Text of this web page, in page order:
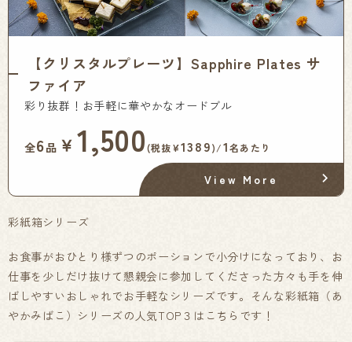
【クリスタルプレーツ】Sapphire Plates サ
ファイア
彩り抜群！お手軽に華やかなオードブル
全6品 ￥1,500(税抜¥1389)/1名あたり
View More
彩紙箱シリーズ
お食事がおひとり様ずつのポーションで小分けになっており、お
仕事を少しだけ抜けて懇親会に参加してくださった方々も手を伸
ばしやすいおしゃれでお手軽なシリーズです。そんな彩紙箱（あ
やかみばこ）シリーズの人気TOP３はこちらです！